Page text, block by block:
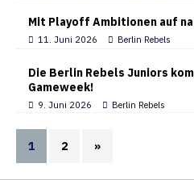
Mit Playoff Ambitionen auf
11. Juni 2026 Berlin Rebels
Die Berlin Rebels Juniors
Gameweek!
9. Juni 2026 Berlin Rebels
1 2 »